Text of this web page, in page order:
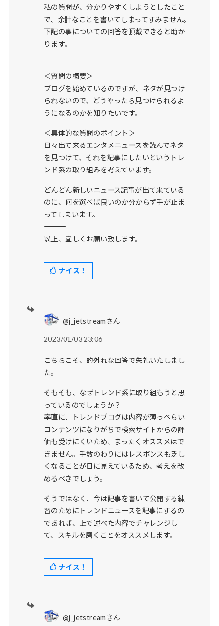
私の質問が、分かりやすくしようとしたこと
で、余計なことを書いてしまってすみません。
下記の事についての回答を頂戴できると助か
ります。
――――――――――――――――――
＜質問の概要＞
ブログを始めているのですが、ネタが見つけ
られないので、どうやったら見つけられるよ
うになるのかを知りたいです。
＜具体的な質問のポイント＞
日々出て来るエンタメニュースを読んでネタ
を見つけて、それを記事にしたいというトレ
ンド系の取り組みを考えています。
どんどん新しいニュース記事が出て来ている
のに、何を選べば良いのか分からず手が止ま
ってしまいます。
――――――――――――――――――
以上、宜しくお願い致します。
ナイス！
@j_jetstreamさん
2023/01/03 23:06
こちらこそ、的外れな回答で失礼いたしまし
た。
そもそも、なぜトレンド系に取り組もうと思
っているのでしょうか？
率直に、トレンドブログは内容が薄っぺらい
コンテンツになりがちで検索サイトからの評
価も受けにくいため、まったくオススメはで
きません。手数のわりにはレスポンスも乏し
くなることが目に見えているため、考えを改
めるべきでしょう。
そうではなく、今は記事を書いて公開する練
習のためにトレンドニュースを記事にするの
であれば、上で述べた内容でチャレンジし
て、スキルを磨くことをオススメします。
ナイス！
@j_jetstreamさん